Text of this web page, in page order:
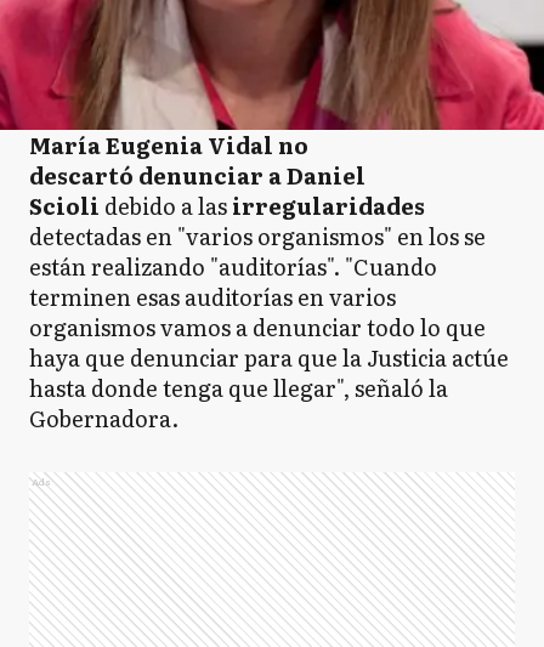
María Eugenia Vidal no
descartó denunciar a Daniel
Scioli debido a lasirregularidades
detectadas en "varios organismos" en los se
están realizando "auditorías". "Cuando
terminen esas auditorías en varios
organismos vamos a denunciar todo lo que
haya que denunciar para que la Justicia actúe
hasta donde tenga que llegar", señaló la
Gobernadora.
Ads